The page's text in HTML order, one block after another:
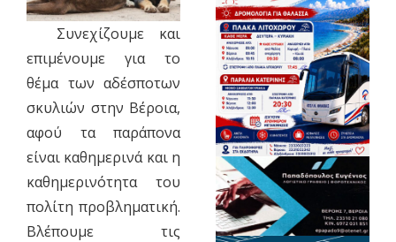
Συνεχίζουμε και
επιμένουμε για το
θέμα των αδέσποτων
σκυλιών στην Βέροια,
αφού τα παράπονα
είναι καθημερινά και η
καθημερινότητα του
πολίτη προβληματική.
Βλέπουμε τις